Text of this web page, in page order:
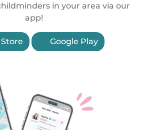
in your area via our
app!
Google Play